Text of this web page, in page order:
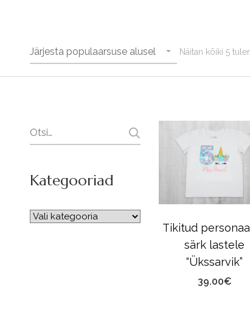
Järjesta populaarsuse alusel Näitan kõiki 5
Tikitud
särk lastele
“Ükssarvik”
39.00€
Search
Kategooriad